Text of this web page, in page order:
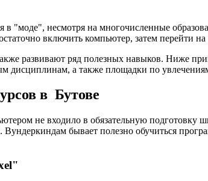
в "моде", несмотря на многочисленные
включить компьютер, затем перейти
развивают ряд полезных навыков. Ниже
дисциплинам, а также площадки по
в Бутове
не входило в обязательную
бывает полезно обучиться